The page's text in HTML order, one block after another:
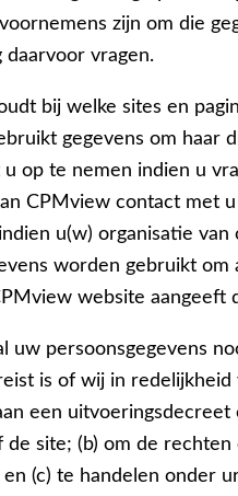
zijn om die
daarvoor vragen.
bij welke sites en
gegevens om haar
op te nemen indien u
CPMview contact met
u(w) organisatie
worden gebruikt
website aangeeft
uw persoonsgegevens
is of wij in redelijkheid
een
de site; (b) om de
(c) te handelen onder